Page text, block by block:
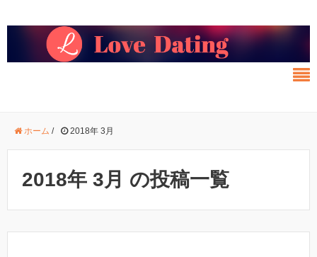
ホーム / 2018年 3月
2018年 3月 の投稿一覧